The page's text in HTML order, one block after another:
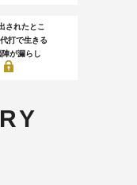
されたとこ
打で生きる
が漏らし